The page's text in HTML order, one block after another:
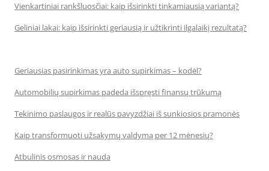
Vienkartiniai rankšluosčiai: kaip išsirinkti tinkamiausią variantą?
Geliniai lakai: kaip išsirinkti geriausią ir užtikrinti ilgalaikį rezultatą?
Geriausias pasirinkimas yra auto supirkimas – kodėl?
Automobilių supirkimas padeda išspręsti finansų trūkumą
Tekinimo paslaugos ir realūs pavyzdžiai iš sunkiosios pramonės
Kaip transformuoti užsakymų valdymą per 12 mėnesių?
Atbulinis osmosas ir nauda